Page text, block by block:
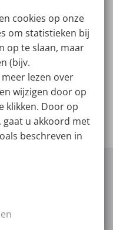
de laatste tijd!
rond deze
van alle
cookies op onze
om statistieken bij
op te slaan, maar
(bijv.
lezen over
wijzigen door op
klikken. Door op
gaat u akkoord met
beschreven in